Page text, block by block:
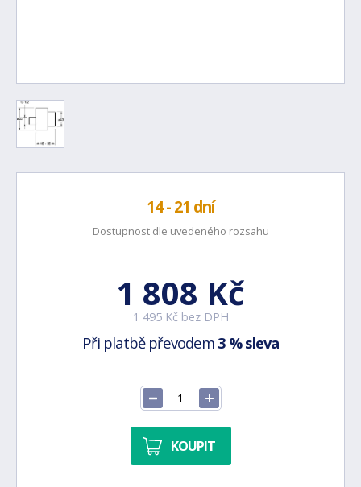
14 - 21 dní
Dostupnost dle uvedeného rozsahu
1 808 Kč
1 495 Kč bez DPH
Při platbě převodem 3 % sleva
KOUPIT